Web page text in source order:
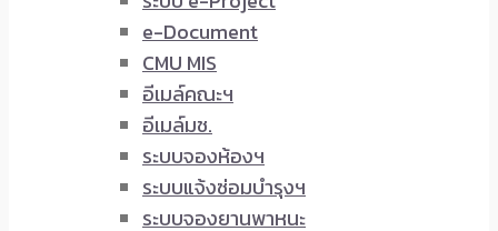
e-Document
CMU MIS
อีเมล์คณะฯ
อีเมล์มช.
ระบบจองห้องฯ
ระบบแจ้งซ่อมบำรุงฯ
ระบบจองยานพาหนะ